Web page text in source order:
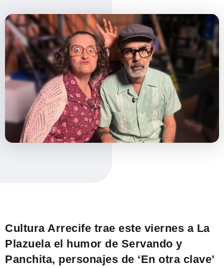
Cultura Arrecife trae este viernes a La
Plazuela el humor de Servando y
Panchita, personajes de ‘En otra clave’